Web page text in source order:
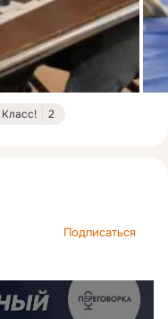
Класс! 2
Подписаться